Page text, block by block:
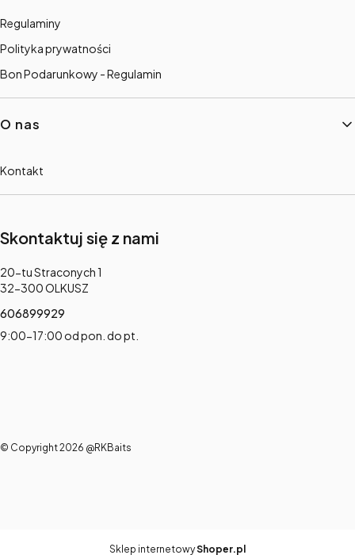
Regulaminy
Polityka prywatności
Bon Podarunkowy - Regulamin
O nas
Kontakt
Skontaktuj się z nami
Adres:
20-tu Straconych 1
32-300 OLKUSZ
606899929
9:00-17:00 od pon. do pt.
© Copyright 2026 @RKBaits
Sklep internetowyShoper.pl